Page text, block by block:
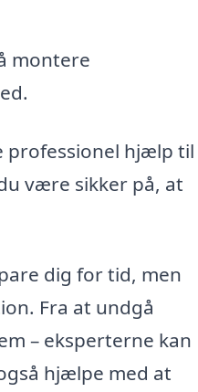
montere
professionel hjælp til
være sikker på, at
dig for tid, men
Fra at undgå
– eksperterne kan
hjælpe med at